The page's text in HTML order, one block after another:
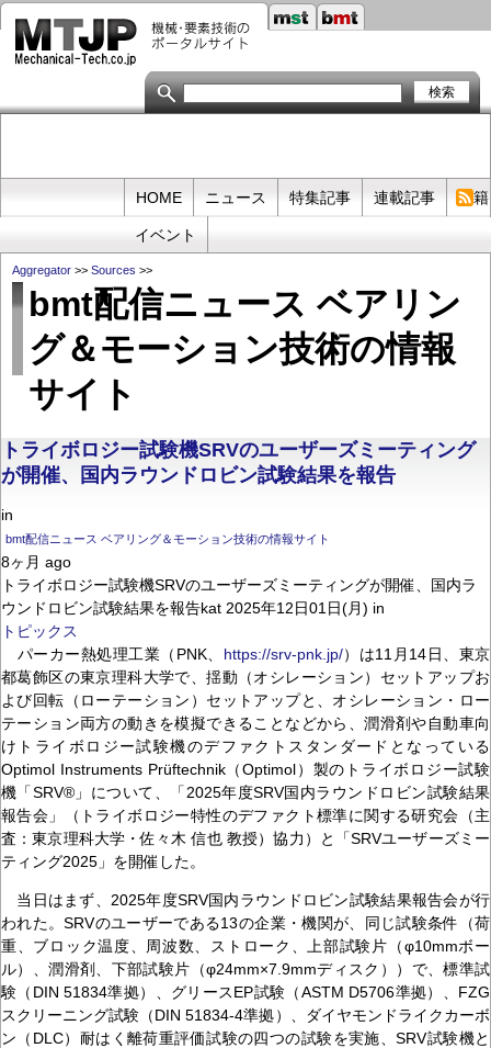
メ
イ
テ
HOME ニュース 特集記事 連載記事 書
イベント
Aggregator >> Sources >>
bmt配信ニュース ベアリン
グ＆モーション技術の情報
サイト
トライボロジー試験機SRVのユーザーズミーティング
が開催、国内ラウンドロビン試験結果を報告
in
bmt配信ニュース ベアリング＆モーション技術の情報サイト
8ヶ月 ago
トライボロジー試験機SRVのユーザーズミーティングが開催、国内ラ
ウンドロビン試験結果を報告kat 2025年12日01日(月) in
トピックス
パーカー熱処理工業（PNK、 https://srv-pnk.jp/）は11月14日、東京
都葛飾区の東京理科大学で、揺動（オシレーション）セットアップお
よび回転（ローテーション）セットアップと、オシレーション・ロー
テーション両方の動きを模擬できることなどから、潤滑剤や自動車向
けトライボロジー試験機のデファクトスタンダードとなっている
Optimol Instruments Prüftechnik（Optimol）製のトライボロジー試験
機「SRV®」について、「2025年度SRV国内ラウンドロビン試験結果
報告会」（トライボロジー特性のデファクト標準に関する研究会（主
査：東京理科大学・佐々木 信也 教授）協力）と「SRVユーザーズミー
ティング2025」を開催した。
当日はまず、2025年度SRV国内ラウンドロビン試験結果報告会が行
われた。SRVのユーザーである13の企業・機関が、同じ試験条件（荷
重、ブロック温度、周波数、ストローク、上部試験片（φ10mmボー
ル）、潤滑剤、下部試験片（φ24mm×7.9mmディスク））で、標準試
験（DIN 51834準拠）、グリースEP試験（ASTM D5706準拠）、FZG
スクリーニング試験（DIN 51834-4準拠）、ダイヤモンドライクカーボ
ン（DLC）耐はく離荷重評価試験の四つの試験を実施、SRV試験機と